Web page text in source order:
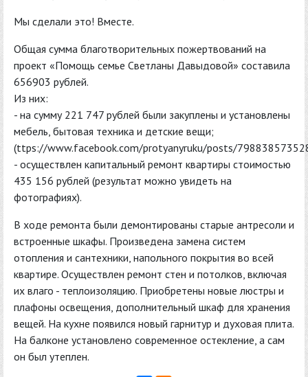
Мы сделали это! Вместе.
Общая сумма благотворительных пожертвований на
проект «Помощь семье Светланы Давыдовой» составила
656903 рублей.
Из них:
- на сумму 221 747 рублей были закуплены и установлены
мебель, бытовая техника и детские вещи;
(ttps://www.facebook.com/protyanyruku/posts/
- осуществлен капитальный ремонт квартиры стоимостью
435 156 рублей (результат можно увидеть на
фотографиях).
В ходе ремонта были демонтированы старые антресоли и
встроенные шкафы. Произведена замена систем
отопления и сантехники, напольного покрытия во всей
квартире. Осуществлен ремонт стен и потолков, включая
их влаго - теплоизоляцию. Приобретены новые люстры и
плафоны освещения, дополнительный шкаф для хранения
вещей. На кухне появился новый гарнитур и духовая плита.
На балконе установлено современное остекление, а сам
он был утеплен.